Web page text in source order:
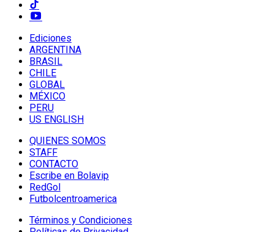
Ediciones
ARGENTINA
BRASIL
CHILE
GLOBAL
MÉXICO
PERU
US ENGLISH
QUIENES SOMOS
STAFF
CONTACTO
Escribe en Bolavip
RedGol
Futbolcentroamerica
Términos y Condiciones